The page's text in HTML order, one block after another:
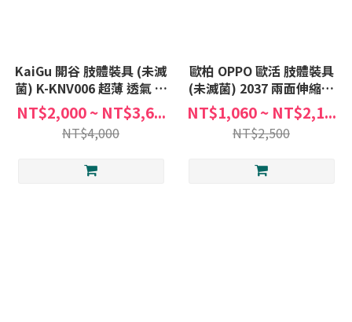
KaiGu 開谷 肢體裝具 (未滅
菌) K-KNV006 超薄 透氣 護
膝 護膝套 膝關節護套 護具
KKNV006
NT$2,000 ~ NT$3,6...
NT$4,000
歐柏 OPPO 歐活 肢體裝具
(未滅菌) 2037 兩面伸縮前
開鋼條護膝 護膝 護膝套 護
具 膝關節護套
NT$1,060 ~ NT$2,1...
NT$2,500